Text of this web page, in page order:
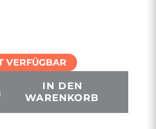
VERFÜGBAR
IN DEN
WARENKORB